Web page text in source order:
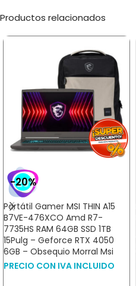
Productos relacionados
-20%
Portátil Gamer MSI THIN A15
B7VE-476XCO Amd R7-
7735HS RAM 64GB SSD 1TB
15Pulg – Geforce RTX 4050
6GB – Obsequio Morral Msi
PRECIO CON IVA INCLUIDO